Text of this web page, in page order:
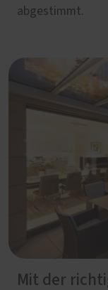
abgestimmt.
Mit der